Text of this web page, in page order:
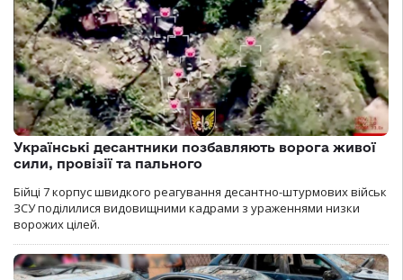
Українські десантники позбавляють ворога живої
сили, провізії та пального
Бійці 7 корпус швидкого реагування десантно-штурмових військ
ЗСУ поділилися видовищними кадрами з ураженнями низки
ворожих цілей.